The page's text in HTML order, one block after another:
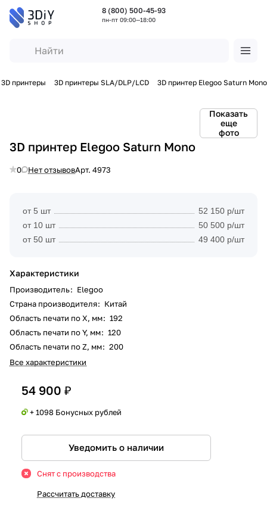
8 (800) 500-45-93
пн-пт 09:00—18:00
3D принтеры 3D принтеры SLA/DLP/LCD 3D принтер Elegoo Saturn Mono
Показать
еще
фото
3D принтер Elegoo Saturn Mono
0 Нет отзывовАрт. 4973
от 5 шт
52 150 р/шт
от 10 шт
50 500 р/шт
от 50 шт
49 400 р/шт
Характеристики
Производитель: Elegoo
Страна производителя: Китай
Область печати по X, мм: 192
Область печати по Y, мм: 120
Область печати по Z, мм: 200
Все характеристики
54 900 ₽
+ 1098 Бонусных рублей
Уведомить о наличии
Снят с производства
Рассчитать доставку